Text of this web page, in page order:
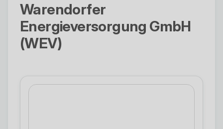
Warendorfer
Energieversorgung GmbH
(WEV)